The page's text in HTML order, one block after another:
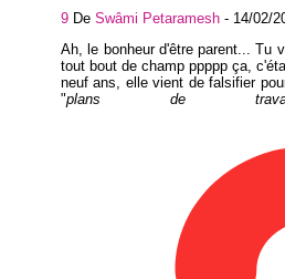
9 De Swâmi Petaramesh - 14/02/
Ah, le bonheur d'être parent... Tu
tout bout de champ ppppp ça,
neuf ans, elle vient de falsifier
"plans de